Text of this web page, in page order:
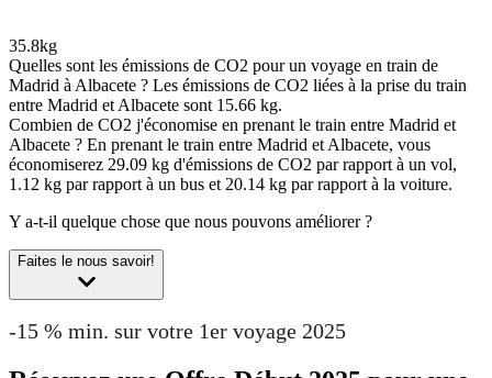
35.8kg
Quelles sont les émissions de CO2 pour un voyage en train de
Madrid à Albacete ? Les émissions de CO2 liées à la prise du train
entre Madrid et Albacete sont 15.66 kg.
Combien de CO2 j'économise en prenant le train entre Madrid et
Albacete ? En prenant le train entre Madrid et Albacete, vous
économiserez 29.09 kg d'émissions de CO2 par rapport à un vol,
1.12 kg par rapport à un bus et 20.14 kg par rapport à la voiture.
Y a-t-il quelque chose que nous pouvons améliorer ?
Faites le nous savoir!
-15 % min. sur votre 1er voyage 2025